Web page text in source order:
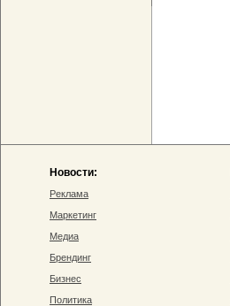
Новости:
Реклама
Маркетинг
Медиа
Брендинг
Бизнес
Политика